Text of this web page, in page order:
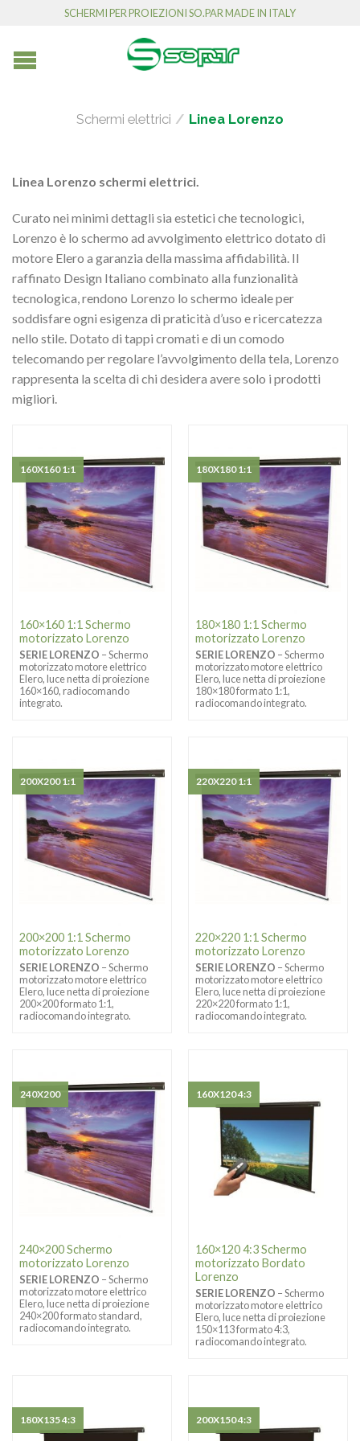
SCHERMI PER PROIEZIONI SO.PAR MADE IN ITALY
Schermi elettrici / Linea Lorenzo
Linea Lorenzo schermi elettrici.
Curato nei minimi dettagli sia estetici che tecnologici,
Lorenzo è lo schermo ad avvolgimento elettrico dotato di
motore Elero a garanzia della massima affidabilità. Il
raffinato Design Italiano combinato alla funzionalità
tecnologica, rendono Lorenzo lo schermo ideale per
soddisfare ogni esigenza di praticità d’uso e ricercatezza
nello stile. Dotato di tappi cromati e di un comodo
telecomando per regolare l’avvolgimento della tela, Lorenzo
rappresenta la scelta di chi desidera avere solo i prodotti
migliori.
160×160 1:1 Schermo
motorizzato Lorenzo
SERIE LORENZO – Schermo
motorizzato motore elettrico
Elero, luce netta di proiezione
160×160, radiocomando
integrato.
160X160 1:1
180×180 1:1 Schermo
motorizzato Lorenzo
SERIE LORENZO – Schermo
motorizzato motore elettrico
Elero, luce netta di proiezione
180×180 formato 1:1,
radiocomando integrato.
180X180 1:1
200×200 1:1 Schermo
motorizzato Lorenzo
SERIE LORENZO – Schermo
motorizzato motore elettrico
Elero, luce netta di proiezione
200×200 formato 1:1,
radiocomando integrato.
200X200 1:1
220×220 1:1 Schermo
motorizzato Lorenzo
SERIE LORENZO – Schermo
motorizzato motore elettrico
Elero, luce netta di proiezione
220×220 formato 1:1,
radiocomando integrato.
220X220 1:1
240×200 Schermo
motorizzato Lorenzo
SERIE LORENZO – Schermo
motorizzato motore elettrico
Elero, luce netta di proiezione
240×200 formato standard,
radiocomando integrato.
240X200
160×120 4:3 Schermo
motorizzato Bordato
Lorenzo
SERIE LORENZO – Schermo
motorizzato motore elettrico
Elero, luce netta di proiezione
150×113 formato 4:3,
radiocomando integrato.
160X120 4:3
180X135 4:3 200X150 4:3